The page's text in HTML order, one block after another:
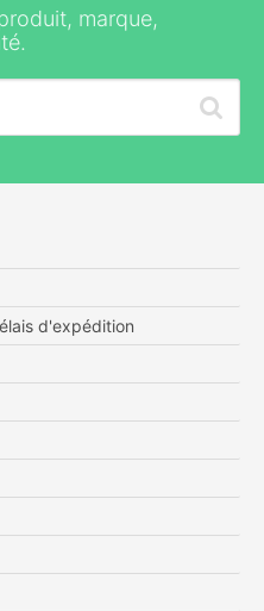
marque,
d'expédition